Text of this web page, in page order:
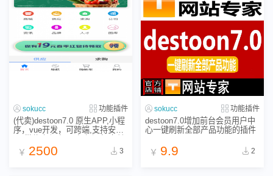
sokucc 功能插件
(代卖)destoon7.0 原生APP,小程
序，vue开发，可跨端,支持安卓,i
宝小程序,头条小程序
￥ 2500 3
sokucc 功能插件
destoon7.0增加前台会员用户中
心一键刷新全部产品功能的插件
￥ 9.9 2